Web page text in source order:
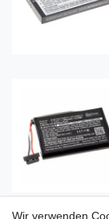
Wir verwenden